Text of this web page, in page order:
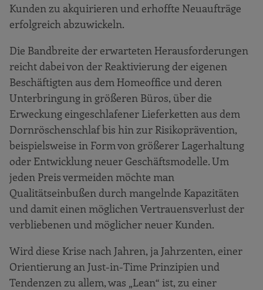
Kunden zu akquirieren und erhoffte Neuaufträge
erfolgreich abzuwickeln.
Die Bandbreite der erwarteten Herausforderungen
reicht dabei von der Reaktivierung der eigenen
Beschäftigten aus dem Homeoffice und deren
Unterbringung in größeren Büros, über die
Erweckung eingeschlafener Lieferketten aus dem
Dornröschenschlaf bis hin zur Risikoprävention,
beispielsweise in Form von größerer Lagerhaltung
oder Entwicklung neuer Geschäftsmodelle. Um
jeden Preis vermeiden möchte man
Qualitätseinbußen durch mangelnde Kapazitäten
und damit einen möglichen Vertrauensverlust der
verbliebenen und möglicher neuer Kunden.
Wird diese Krise nach Jahren, ja Jahrzenten, einer
Orientierung an Just-in-Time Prinzipien und
Tendenzen zu allem, was „Lean“ ist, zu einer